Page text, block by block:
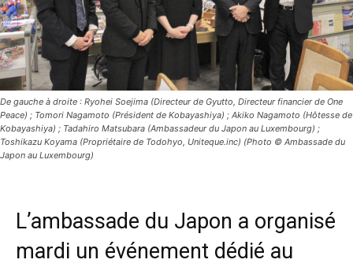
De gauche à droite : Ryohei Soejima (Directeur de Gyutto, Directeur financier de One
Peace) ; Tomori Nagamoto (Président de Kobayashiya) ; Akiko Nagamoto (Hôtesse de
Kobayashiya) ; Tadahiro Matsubara (Ambassadeur du Japon au Luxembourg) ;
Toshikazu Koyama (Propriétaire de Todohyo, Uniteque.inc) (Photo © Ambassade du
Japon au Luxembourg)
L’ambassade du Japon a organisé
mardi un événement dédié au